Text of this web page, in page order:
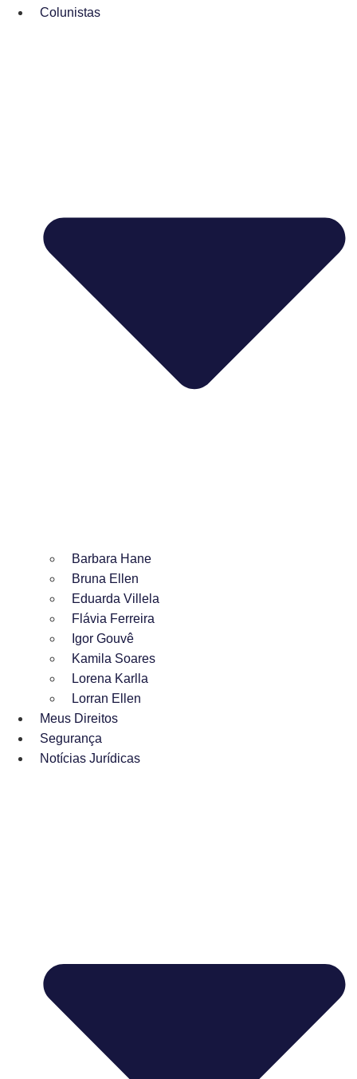
Colunistas
Barbara Hane
Bruna Ellen
Eduarda Villela
Flávia Ferreira
Igor Gouvê
Kamila Soares
Lorena Karlla
Lorran Ellen
Meus Direitos
Segurança
Notícias Jurídicas